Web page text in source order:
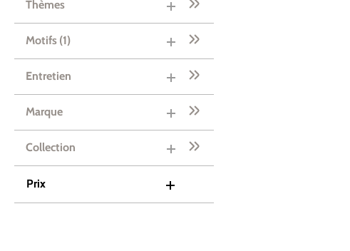
Thèmes
Motifs (1)
Entretien
Marque
Collection
Prix